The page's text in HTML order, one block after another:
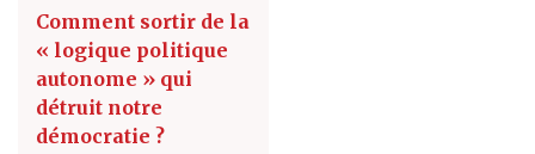
Comment sortir de la
« logique politique
autonome » qui
détruit notre
démocratie ?